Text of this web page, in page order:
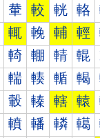
輂 較 輄 輅
輒 輓 輔 輕
輢 輣 輤 輥
輲 輳 輴 輵
轂 轃 轄 轅
轒 轓 轔 轕